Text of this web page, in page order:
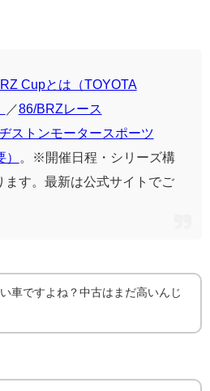
Cupとは（TOYOTA
／86/BRZレース
ストンモータースポーツ
。※開催日程・シリーズ構
ます。最新は公式サイトでご
ら？中古相場と探し方
車ですよね？中古はまだ高いんじ